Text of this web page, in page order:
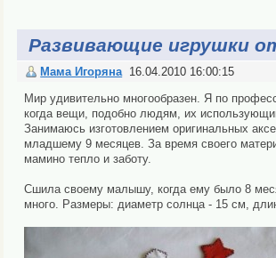
Развивающие игрушки
Мама Игоряна 16.04.2010 16:00:15
Мир удивительно многообразен. Я по
когда вещи, подобно людям, их
Занимаюсь изготовлением оригинальных
младшему 9 месяцев. За время своего
мамино тепло и заботу.
Сшила своему малышу, когда ему было 8
много. Размеры: диаметр солнца - 15 см,